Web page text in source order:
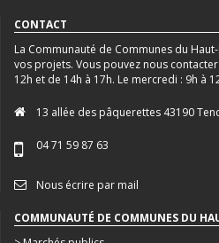
CONTACT
La Communauté de Communes du
vos projets. Vous pouvez nous
12h et de 14h à 17h. Le mercredi : 9h à
13 allée des pâquerettes 43190
04 71 59 87 63
Nous écrire par mail
COMMUNAUTÉ DE COMMUNES DU